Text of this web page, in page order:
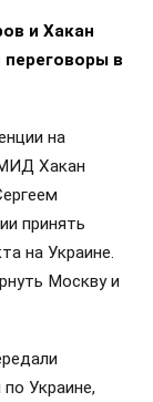
и Хакан
в
на
Хакан
принять
на Украине.
Москву и
Украине,